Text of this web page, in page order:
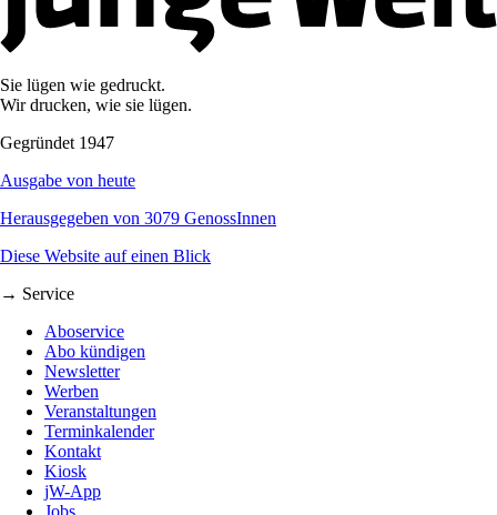
Sie lügen wie gedruckt.
Wir drucken, wie sie lügen.
Gegründet 1947
Ausgabe von heute
Herausgegeben von 3079 GenossInnen
Diese Website auf einen Blick
→ Service
Aboservice
Abo kündigen
Newsletter
Werben
Veranstaltungen
Terminkalender
Kontakt
Kiosk
jW-App
Jobs